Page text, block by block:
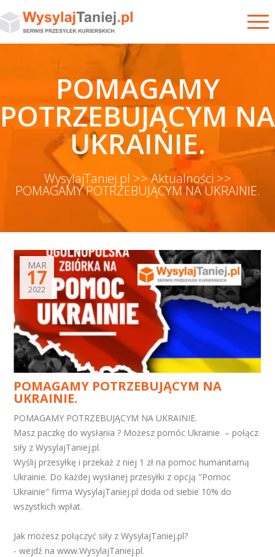
POMAGAMY
POTRZEBUJĄCYM NA
UKRAINIE.
WysylajTaniej.pl >> Aktualności >>
POMAGAMY POTRZEBUJĄCYM NA UKRAINIE.
MAR
17
2022
POMAGAMY POTRZEBUJĄCYM NA
UKRAINIE.
POMAGAMY POTRZEBUJĄCYM NA UKRAINIE.
Masz paczkę do wysłania ? Możesz pomóc Ukrainie – połącz
siły z WysylajTaniej.pl.
Wyślij przesyłkę i przekaż z niej 1 zł na pomoc humanitarną
Ukrainie. Do każdej wysłanej przesyłki z opcją "Pomoc
Ukrainie" firma WysylajTaniej.pl doda od siebie 10% do
wszystkich wpłat.
Jak możesz połączyć siły z WysylajTaniej.pl?
- wejdź na www.WysylajTaniej.pl.